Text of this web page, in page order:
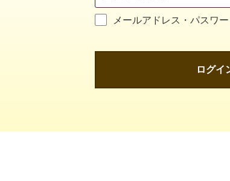
メールアドレス・パスワ
ログイ